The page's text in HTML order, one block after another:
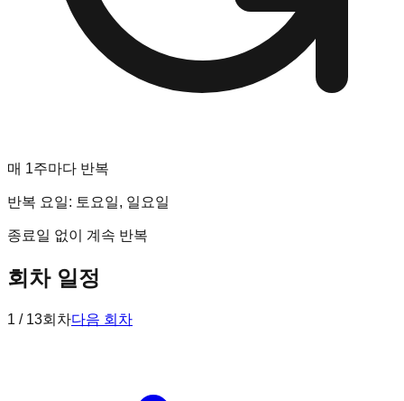
매 1주마다 반복
반복 요일: 토요일, 일요일
종료일 없이 계속 반복
회차 일정
1 / 13회차다음 회차